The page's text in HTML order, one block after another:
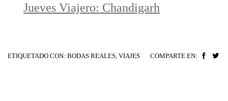
Jueves Viajero: Chandigarh
ETIQUETADO CON: BODAS REALES VIAJES COMPARTE EN: